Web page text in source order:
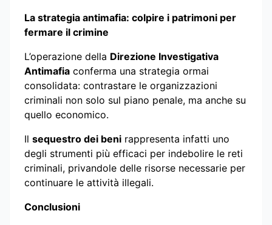
La strategia antimafia: colpire i patrimoni per
fermare il crimine
L’operazione della Direzione Investigativa
Antimafia conferma una strategia ormai
consolidata: contrastare le organizzazioni
criminali non solo sul piano penale, ma anche su
quello economico.
Il sequestro dei beni rappresenta infatti uno
degli strumenti più efficaci per indebolire le reti
criminali, privandole delle risorse necessarie per
continuare le attività illegali.
Conclusioni